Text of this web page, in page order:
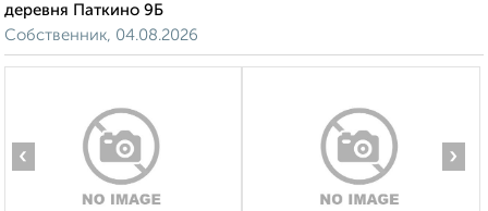
деревня Паткино 9Б
Собственник, 04.08.2026
‹ ›